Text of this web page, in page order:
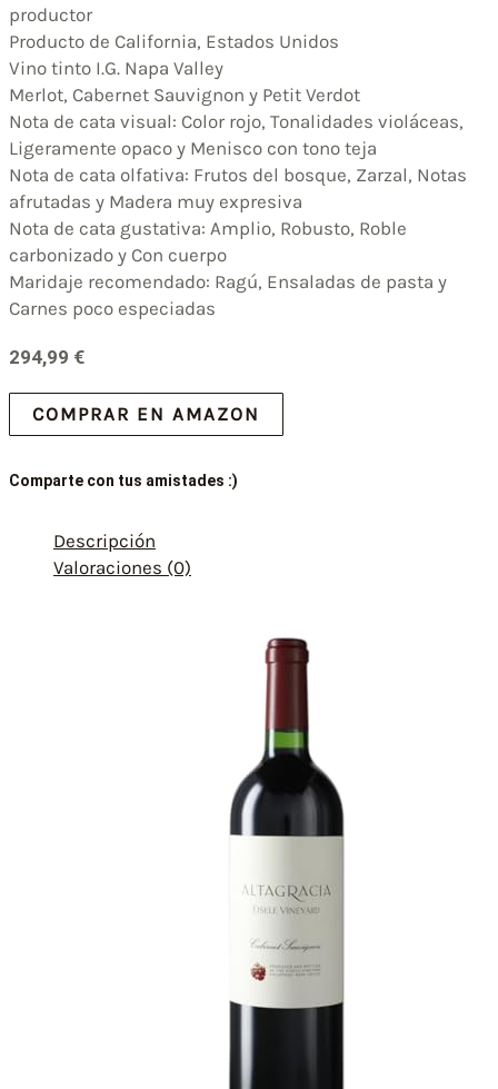
productor
Producto de California, Estados Unidos
Vino tinto I.G. Napa Valley
Merlot, Cabernet Sauvignon y Petit Verdot
Nota de cata visual: Color rojo, Tonalidades violáceas,
Ligeramente opaco y Menisco con tono teja
Nota de cata olfativa: Frutos del bosque, Zarzal, Notas
afrutadas y Madera muy expresiva
Nota de cata gustativa: Amplio, Robusto, Roble
carbonizado y Con cuerpo
Maridaje recomendado: Ragú, Ensaladas de pasta y
Carnes poco especiadas
294,99 €
COMPRAR EN AMAZON
Comparte con tus amistades :)
Descripción
Valoraciones (0)